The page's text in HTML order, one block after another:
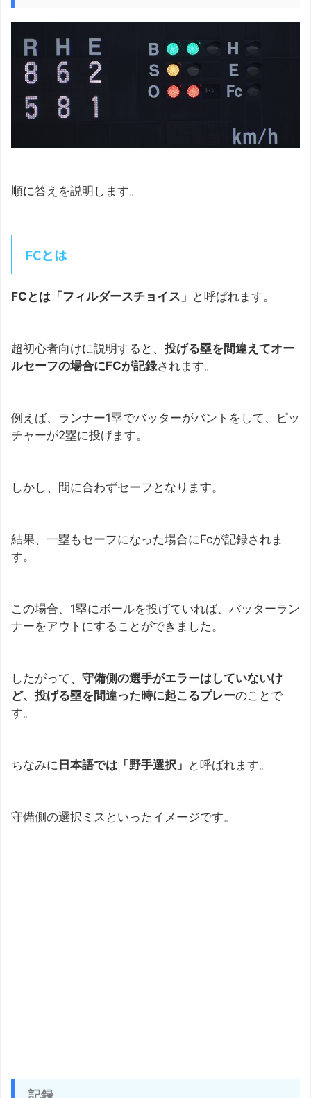
順に答えを説明します。
FCとは
FCとは「フィルダースチョイス」 と呼ばれます。
超初心者向けに説明すると、 投げる塁を間違えてオー
ルセーフの場合にFCが記録されます。
例えば、ランナー1塁でバッターがバントをして、ピッ
チャーが2塁に投げます。
しかし、間に合わずセーフとなります。
結果、一塁もセーフになった場合にFcが記録されま
す。
この場合、1塁にボールを投げていれば、バッターラン
ナーをアウトにすることができました。
したがって、 守備側の選手がエラーはしていないけ
ど、投げる塁を間違った時に起こるプレーのことで
す。
ちなみに 日本語では「野手選択」 と呼ばれます。
守備側の選択ミスといったイメージです。
記録